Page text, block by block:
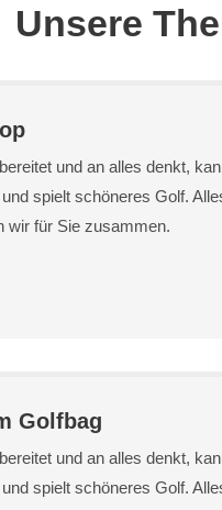
Unsere
und an alles denkt,
spielt schöneres Golf.
wir für Sie zusammen.
Golfbag
und an alles denkt,
spielt schöneres Golf.